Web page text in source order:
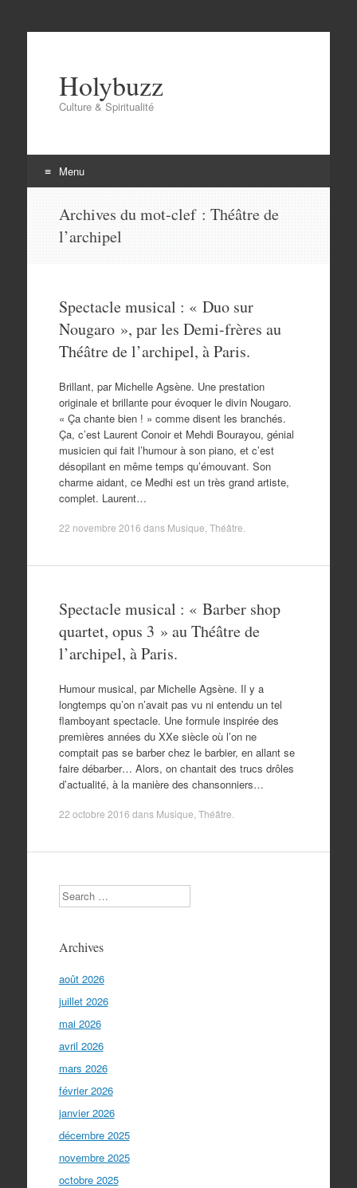
Holybuzz
Culture & Spiritualité
Menu
contenu
Archives du mot-clef : Théâtre de
l’archipel
Spectacle musical : « Duo sur
Nougaro », par les Demi-frères au
Théâtre de l’archipel, à Paris.
Brillant, par Michelle Agsène. Une prestation
originale et brillante pour évoquer le divin Nougaro.
« Ça chante bien ! » comme disent les branchés.
Ça, c’est Laurent Conoir et Mehdi Bourayou, génial
musicien qui fait l’humour à son piano, et c’est
désopilant en même temps qu’émouvant. Son
charme aidant, ce Medhi est un très grand artiste,
complet. Laurent…
22 novembre 2016 dans Musique Théâtre
Spectacle musical : « Barber shop
quartet, opus 3 » au Théâtre de
l’archipel, à Paris.
Humour musical, par Michelle Agsène. Il y a
longtemps qu’on n’avait pas vu ni entendu un tel
flamboyant spectacle. Une formule inspirée des
premières années du XXe siècle où l’on ne
comptait pas se barber chez le barbier, en allant se
faire débarber… Alors, on chantait des trucs drôles
d’actualité, à la manière des chansonniers…
22 octobre 2016 dans Musique Théâtre
Search
Archives
août 2026
juillet 2026
mai 2026
avril 2026
mars 2026
février 2026
janvier 2026
décembre 2025
novembre 2025
octobre 2025